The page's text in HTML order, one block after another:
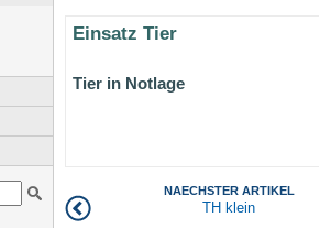
Einsatz Tier
Tier in Notlage
NAECHSTER ARTIKEL
TH klein